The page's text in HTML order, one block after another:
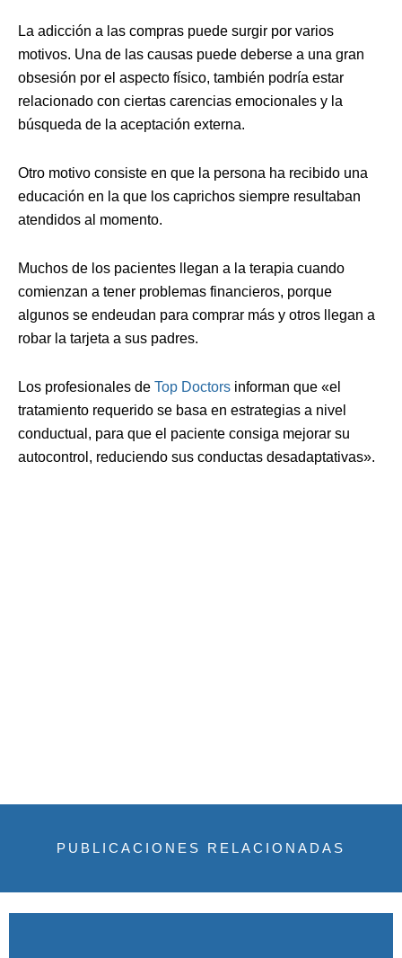
La adicción a las compras puede surgir por varios
motivos. Una de las causas puede deberse a una gran
obsesión por el aspecto físico, también podría estar
relacionado con ciertas carencias emocionales y la
búsqueda de la aceptación externa.
Otro motivo consiste en que la persona ha recibido una
educación en la que los caprichos siempre resultaban
atendidos al momento.
Muchos de los pacientes llegan a la terapia cuando
comienzan a tener problemas financieros, porque
algunos se endeudan para comprar más y otros llegan a
robar la tarjeta a sus padres.
Los profesionales de Top Doctors informan que «el
tratamiento requerido se basa en estrategias a nivel
conductual, para que el paciente consiga mejorar su
autocontrol, reduciendo sus conductas desadaptativas».
PUBLICACIONES RELACIONADAS